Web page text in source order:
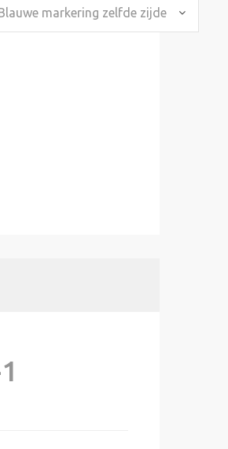
markering zelfde zijde